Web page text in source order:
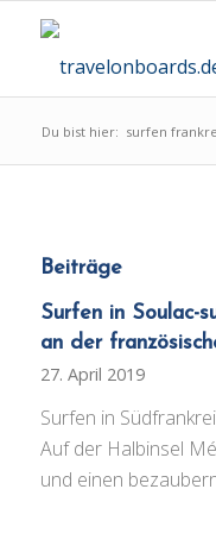
Du bist hier: surfen
Beiträge
Surfen in Soulac-
an der
27. April 2019
Surfen in
Auf der Halbinsel
und einen